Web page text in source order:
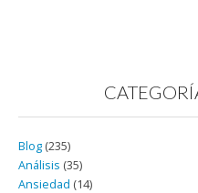
Blog (235)
Análisis (35)
Ansiedad (14)